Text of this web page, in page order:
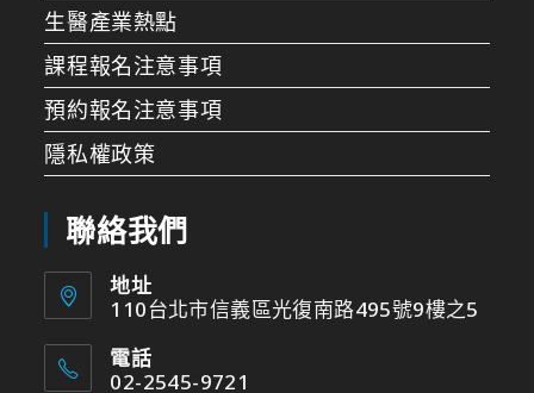
生醫產業熱點
課程報名注意事項
預約報名注意事項
隱私權政策
聯絡我們
地址
110台北市信義區光復南路495號9樓之5
電話
02-2545-9721